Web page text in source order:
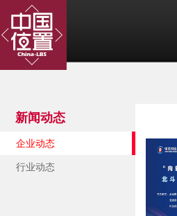
新闻动态
企业动态
行业动态